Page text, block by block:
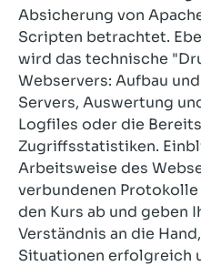
Absicherung von
Scripten betrachtet.
wird das technische
Webservers: Aufbau
Servers, Auswertung
Logfiles oder die
Zugriffsstatistiken.
Arbeitsweise des
verbundenen
den Kurs ab und geben
Verständnis an die
Situationen erfolgreich